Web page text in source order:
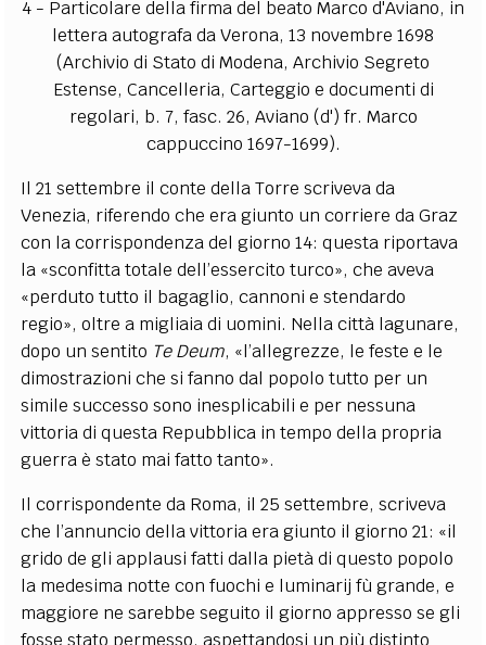
4 - Particolare della firma del beato Marco d'Aviano, in
lettera autografa da Verona, 13 novembre 1698
(Archivio di Stato di Modena, Archivio Segreto
Estense, Cancelleria, Carteggio e documenti di
regolari, b. 7, fasc. 26, Aviano (d') fr. Marco
cappuccino 1697-1699).
Il 21 settembre il conte della Torre scriveva da
Venezia, riferendo che era giunto un corriere da Graz
con la corrispondenza del giorno 14: questa riportava
la «sconfitta totale dell’essercito turco», che aveva
«perduto tutto il bagaglio, cannoni e stendardo
regio», oltre a migliaia di uomini. Nella città lagunare,
dopo un sentito Te Deum, «l’allegrezze, le feste e le
dimostrazioni che si fanno dal popolo tutto per un
simile successo sono inesplicabili e per nessuna
vittoria di questa Repubblica in tempo della propria
guerra è stato mai fatto tanto».
Il corrispondente da Roma, il 25 settembre, scriveva
che l’annuncio della vittoria era giunto il giorno 21: «il
grido de gli applausi fatti dalla pietà di questo popolo
la medesima notte con fuochi e luminarij fù grande, e
maggiore ne sarebbe seguito il giorno appresso se gli
fosse stato permesso, aspettandosi un più distinto